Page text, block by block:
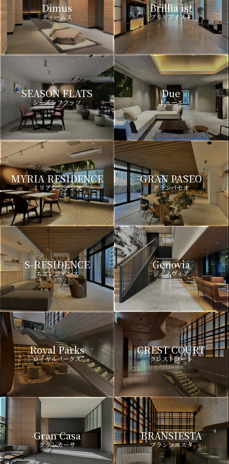
Dimus
ディームス
Brillia ist
ブリリアイスト
SEASON FLATS
シーズンフラッツ
Due
ドゥーエ
MYRIA RESIDENCE
ミリアレジデンス
GRAN PASEO
グランパセオ
S-RESIDENCE
エスレジデンス
Genovia
ジェノヴィア
Royal Parks
ロイヤルパークス
CREST COURT
クレストコート
Gran Casa
グランカーサ
BRANSIESTA
ブランシエスタ